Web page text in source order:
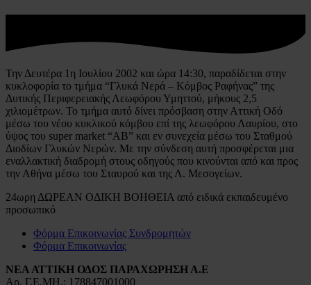
Την Δευτέρα 1η Ιουλίου 2002 και ώρα 14:30, παραδίδεται στην
κυκλοφορία το τμήμα “Γλυκά Νερά – Κόμβος Ραφήνας” της
Δυτικής Περιφερειακής Λεωφόρου Υμηττού, μήκους 2,5
χιλιομέτρων. Το τμήμα αυτό δίνει πρόσβαση στην Αττική Οδό
μέσω του νέου κυκλικού κόμβου επί της λεωφόρου Λαυρίου, στο
ύψος του super market “ΑΒ” και εν συνεχεία μέσω του Σταθμού
Διοδίων Γλυκών Νερών. Με την σύνδεση αυτή προσφέρεται μια
εναλλακτική διαδρομή στους οδηγούς που κινούνται από και προς
την Αθήνα μέσω του Σταυρού και της Λ. Μεσογείων.
24ωρη ΔΩΡΕΑΝ ΟΔΙΚΗ ΒΟΗΘΕΙΑ από ειδικά εκπαιδευμένο
προσωπικό
Φόρμα Επικοινωνίας Συνδρομητών
Φόρμα Επικοινωνίας
ΝΕΑ ΑΤΤΙΚΗ ΟΔΟΣ ΠΑΡΑΧΩΡΗΣΗ Α.Ε
Αρ. Γ.Ε.ΜΗ.: 178847001000